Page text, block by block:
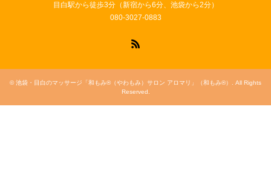
目白駅から徒歩3分（新宿から6分、池袋から2分）
080-3027-0883
©池袋・目白のマッサージ「和もみ®（やわもみ）サロン アロマリ」（和もみ®） . All Rights
Reserved.